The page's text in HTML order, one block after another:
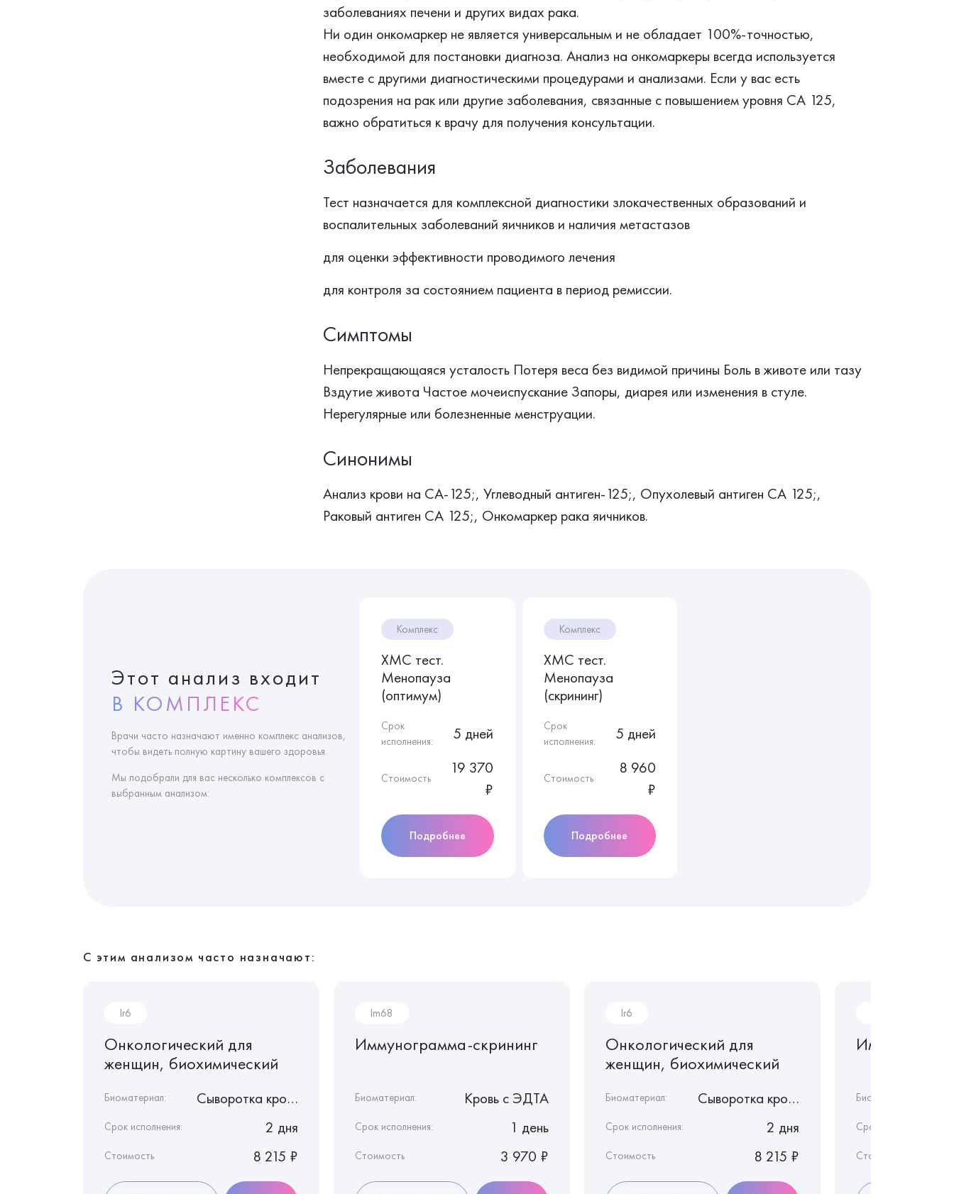
заболеваниях печени и других видах рака.
Ни один онкомаркер не является универсальным и не обладает 100%-точностью,
необходимой для постановки диагноза. Анализ на онкомаркеры всегда используется
вместе с другими диагностическими процедурами и анализами. Если у вас есть
подозрения на рак или другие заболевания, связанные с повышением уровня CA 125,
важно обратиться к врачу для получения консультации.
Заболевания
Тест назначается для комплексной диагностики злокачественных образований и
воспалительных заболеваний яичников и наличия метастазов
для оценки эффективности проводимого лечения
для контроля за состоянием пациента в период ремиссии.
Симптомы
Непрекращающаяся усталость Потеря веса без видимой причины Боль в животе или тазу
Вздутие живота Частое мочеиспускание Запоры, диарея или изменения в стуле.
Нерегулярные или болезненные менструации.
Синонимы
Анализ крови на СА-125;, Углеводный антиген-125;, Опухолевый антиген CA 125;,
Раковый антиген СА 125;, Онкомаркер рака яичников.
Этот анализ входит
В КОМПЛЕКС
Врачи часто назначают именно комплекс анализов,
чтобы видеть полную картину вашего здоровья.
Мы подобрали для вас несколько комплексов с
выбранным анализом:
Комплекс
ХМС тест.
Менопауза
(оптимум)
Срок
исполнения:
5 дней
Стоимость
19 370
₽
Подробнее
Комплекс
ХМС тест.
Менопауза
(скрининг)
Срок
исполнения:
5 дней
Стоимость
8 960
₽
Подробнее
С этим анализом часто назначают:
Ir6
Онкологический для
женщин, биохимический
Биоматериал: Сыворотка крови
Срок исполнения: 2 дня
Стоимость 8 215 ₽
Im68
Иммунограмма-скрининг
Биоматериал: Кровь c ЭДТА
Срок исполнения: 1 день
Стоимость 3 970 ₽
Ir6
Онкологический для
женщин, биохимический
Биоматериал: Сыворотка крови
Срок исполнения: 2 дня
Стоимость 8 215 ₽
Биоматериал:
Срок исполнения:
Стоимость